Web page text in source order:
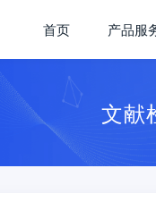
首页 产品服
文献